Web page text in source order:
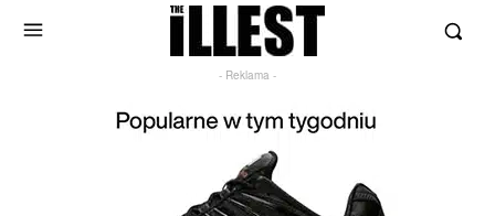
- Reklama -